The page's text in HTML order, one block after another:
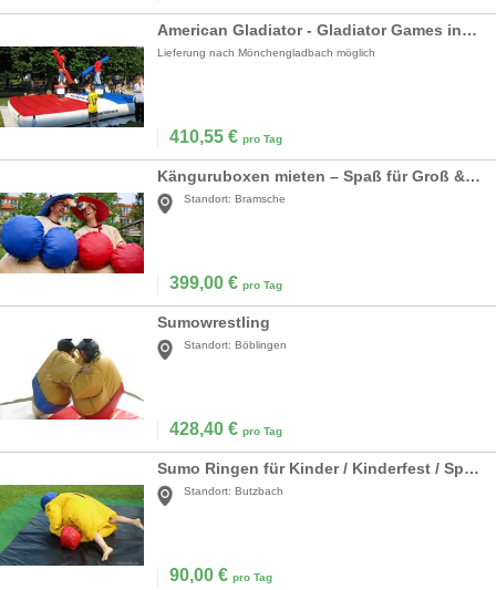
American Gladiator - Gladiator Games inkl. 19% MwSt.
Lieferung nach Mönchengladbach möglich
410,55 € pro Tag
Känguruboxen mieten – Spaß für Groß & Klein
Standort: Bramsche
399,00 € pro Tag
Sumowrestling
Standort: Böblingen
428,40 € pro Tag
Sumo Ringen für Kinder / Kinderfest / Sportfest
Standort: Butzbach
90,00 € pro Tag